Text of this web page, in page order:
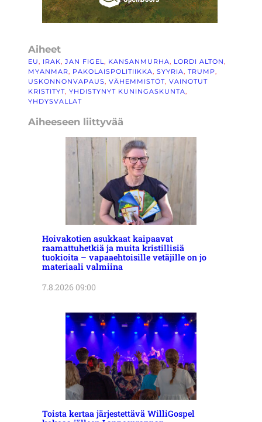
Aiheet
EU, IRAK, JAN FIGEL, KANSANMURHA, LORDI ALTON
MYANMAR, PAKOLAISPOLITIIKKA, SYYRIA, TRUMP
USKONNONVAPAUS, VÄHEMMISTÖT, VAINOTUT
KRISTITYT, YHDISTYNYT KUNINGASKUNTA
YHDYSVALLAT
Aiheeseen liittyvää
Hoivakotien asukkaat kaipaavat
raamattuhetkiä ja muita kristillisiä
tuokioita – vapaaehtoisille vetäjille on jo
materiaali valmiina
7.8.2026 09:00
Toista kertaa järjestettävä WilliGospel